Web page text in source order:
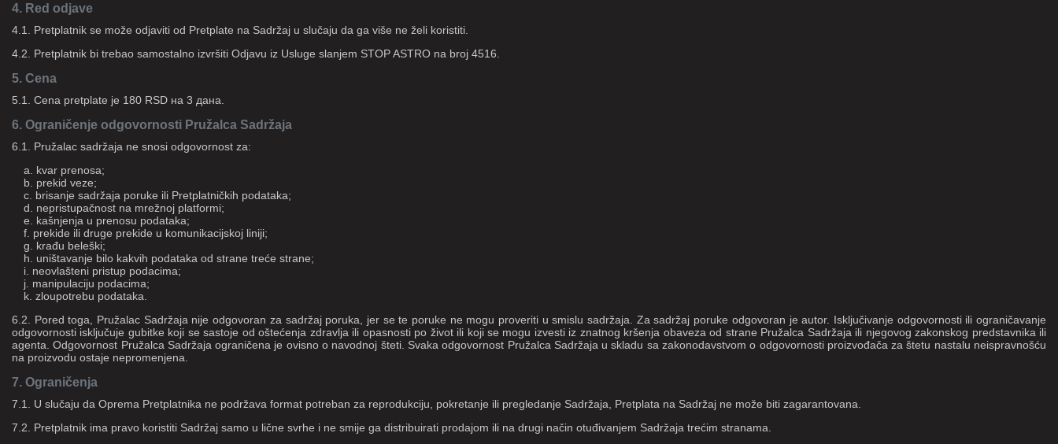
4. Red odjave
4.1. Pretplatnik se može odjaviti od Pretplate na Sadržaj u slučaju da ga više ne želi koristiti.
4.2. Pretplatnik bi trebao samostalno izvršiti Odjavu iz Usluge slanjem STOP ASTRO na broj 4516.
5. Cena
5.1. Cena pretplate je 180 RSD на 3 дана.
6. Ograničenje odgovornosti Pružalca Sadržaja
6.1. Pružalac sadržaja ne snosi odgovornost za:
a. kvar prenosa;
b. prekid veze;
c. brisanje sadržaja poruke ili Pretplatničkih podataka;
d. nepristupačnost na mrežnoj platformi;
e. kašnjenja u prenosu podataka;
f. prekide ili druge prekide u komunikacijskoj liniji;
g. krađu beleški;
h. uništavanje bilo kakvih podataka od strane treće strane;
i. neovlašteni pristup podacima;
j. manipulaciju podacima;
k. zloupotrebu podataka.
6.2. Pored toga, Pružalac Sadržaja nije odgovoran za sadržaj poruka, jer se te poruke ne mogu proveriti u smislu sadržaja. Za sadržaj poruke odgovoran je autor. Isključivanje odgovornosti ili ograničavanje
odgovornosti isključuje gubitke koji se sastoje od oštećenja zdravlja ili opasnosti po život ili koji se mogu izvesti iz znatnog kršenja obaveza od strane Pružalca Sadržaja ili njegovog zakonskog predstavnika ili
agenta. Odgovornost Pružalca Sadržaja ograničena je ovisno o navodnoj šteti. Svaka odgovornost Pružalca Sadržaja u skladu sa zakonodavstvom o odgovornosti proizvođača za štetu nastalu neispravnošću
na proizvodu ostaje nepromenjena.
7. Ograničenja
7.1. U slučaju da Oprema Pretplatnika ne podržava format potreban za reprodukciju, pokretanje ili pregledanje Sadržaja, Pretplata na Sadržaj ne može biti zagarantovana.
7.2. Pretplatnik ima pravo koristiti Sadržaj samo u lične svrhe i ne smije ga distribuirati prodajom ili na drugi način otuđivanjem Sadržaja trećim stranama.